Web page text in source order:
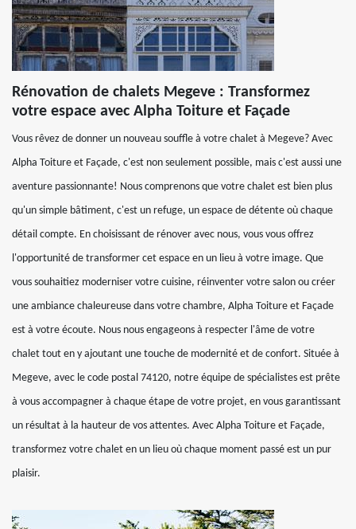
Rénovation de chalets Megeve : Transformez
votre espace avec Alpha Toiture et Façade
Vous rêvez de donner un nouveau souffle à votre chalet à Megeve? Avec
Alpha Toiture et Façade, c'est non seulement possible, mais c'est aussi une
aventure passionnante! Nous comprenons que votre chalet est bien plus
qu'un simple bâtiment, c'est un refuge, un espace de détente où chaque
détail compte. En choisissant de rénover avec nous, vous vous offrez
l'opportunité de transformer cet espace en un lieu à votre image. Que
vous souhaitiez moderniser votre cuisine, réinventer votre salon ou créer
une ambiance chaleureuse dans votre chambre, Alpha Toiture et Façade
est à votre écoute. Nous nous engageons à respecter l'âme de votre
chalet tout en y ajoutant une touche de modernité et de confort. Située à
Megeve, avec le code postal 74120, notre équipe de spécialistes est prête
à vous accompagner à chaque étape de votre projet, en vous garantissant
un résultat à la hauteur de vos attentes. Avec Alpha Toiture et Façade,
transformez votre chalet en un lieu où chaque moment passé est un pur
plaisir.